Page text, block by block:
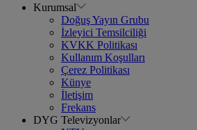
Kurumsal
Doğuş Yayın Grubu
İzleyici Temsilciliği
KVKK Politikası
Kullanım Koşulları
Çerez Politikası
Künye
İletişim
Frekans
DYG Televizyonlar